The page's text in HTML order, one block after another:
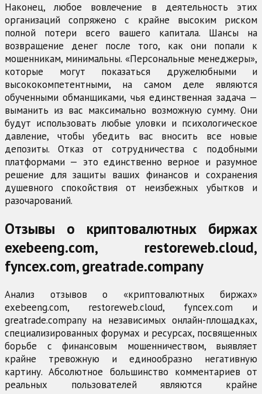
Наконец, любое вовлечение в деятельность этих
организаций сопряжено с крайне высоким риском
полной потери всего вашего капитала. Шансы на
возвращение денег после того, как они попали к
мошенникам, минимальны. «Персональные менеджеры»,
которые могут показаться дружелюбными и
высококомпетентными, на самом деле являются
обученными обманщиками, чья единственная задача —
выманить из вас максимально возможную сумму. Они
будут использовать любые уловки и психологическое
давление, чтобы убедить вас вносить все новые
депозиты. Отказ от сотрудничества с подобными
платформами — это единственно верное и разумное
решение для защиты ваших финансов и сохранения
душевного спокойствия от неизбежных убытков и
разочарований.
Отзывы о криптовалютных биржах
exebeeng.com, restoreweb.cloud,
fyncex.com, greatrade.company
Анализ отзывов о «криптовалютных биржах»
exebeeng.com, restoreweb.cloud, fyncex.com и
greatrade.company на независимых онлайн-площадках,
специализированных форумах и ресурсах, посвященных
борьбе с финансовым мошенничеством, выявляет
крайне тревожную и единообразно негативную
картину. Абсолютное большинство комментариев от
реальных пользователей являются крайне